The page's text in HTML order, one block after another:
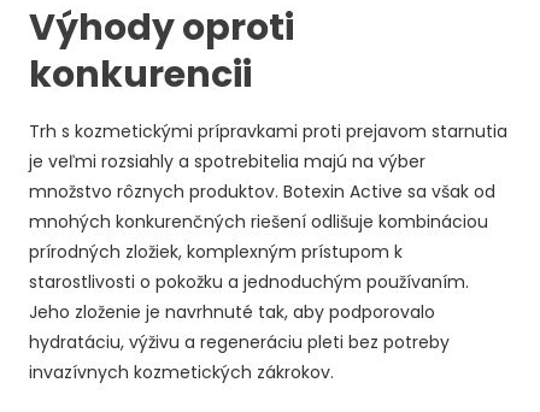
Výhody oproti
konkurencii
Trh s kozmetickými prípravkami proti prejavom starnutia
je veľmi rozsiahly a spotrebitelia majú na výber
množstvo rôznych produktov. Botexin Active sa však od
mnohých konkurenčných riešení odlišuje kombináciou
prírodných zložiek, komplexným prístupom k
starostlivosti o pokožku a jednoduchým používaním.
Jeho zloženie je navrhnuté tak, aby podporovalo
hydratáciu, výživu a regeneráciu pleti bez potreby
invazívnych kozmetických zákrokov.